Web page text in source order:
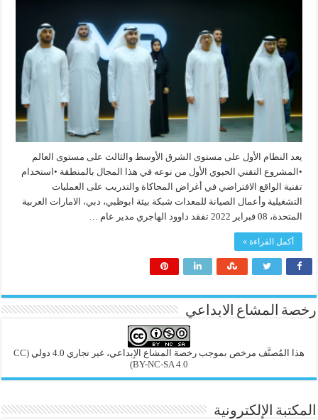
يعد النظام الأول على مستوى الشرق الأوسط والثالث على مستوى العالم
•المشروع التقني الحيوي الأول من نوعه في هذا المجال بالمنطقة •استخدام
تقنية الواقع الافتراضي في أغراض المحاكاة والتدريب على العمليات
التشغيلية وأعمال الصيانة للمعدات شبكة بيئة ابوظبي، دبي، الامارات العربية
المتحدة، 08 فبراير 2022 تفقد داوود الهاجري مدير عام …
أكمل القراءة »
رخصة المشاع الابداعي
هذا المُصنَّف مرخص بموجب رخصة المشاع الإبداعي، غير تجاري 4.0 دولي
(CC
BY-NC-SA 4.0)
المكتبة الإلكترونية